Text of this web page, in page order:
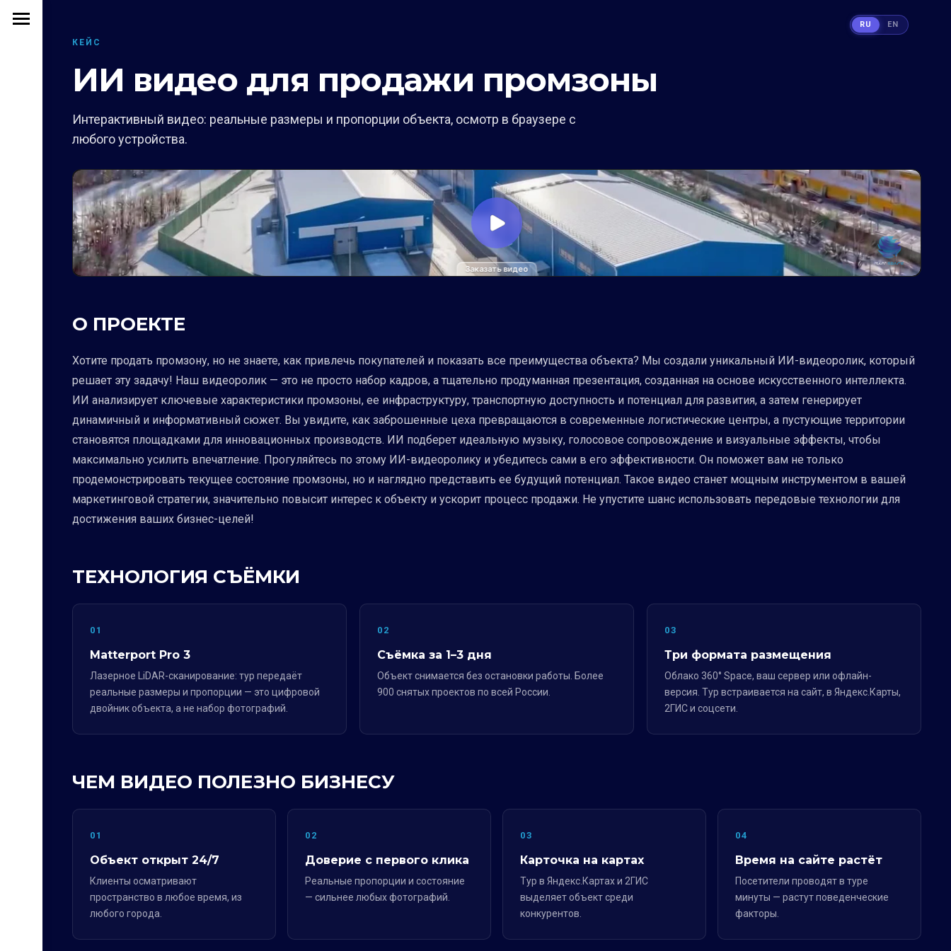
КЕЙС
ИИ видео для продажи промзоны
Интерактивный видео: реальные размеры и пропорции объекта, осмотр в браузере с
любого устройства.
Заказать видео
О ПРОЕКТЕ
Хотите продать промзону, но не знаете, как привлечь покупателей и показать все преимущества объекта? Мы создали уникальный ИИ-видеоролик, который
решает эту задачу! Наш видеоролик — это не просто набор кадров, а тщательно продуманная презентация, созданная на основе искусственного интеллекта.
ИИ анализирует ключевые характеристики промзоны, ее инфраструктуру, транспортную доступность и потенциал для развития, а затем генерирует
динамичный и информативный сюжет. Вы увидите, как заброшенные цеха превращаются в современные логистические центры, а пустующие территории
становятся площадками для инновационных производств. ИИ подберет идеальную музыку, голосовое сопровождение и визуальные эффекты, чтобы
максимально усилить впечатление. Прогуляйтесь по этому ИИ-видеоролику и убедитесь сами в его эффективности. Он поможет вам не только
продемонстрировать текущее состояние промзоны, но и наглядно представить ее будущий потенциал. Такое видео станет мощным инструментом в вашей
маркетинговой стратегии, значительно повысит интерес к объекту и ускорит процесс продажи. Не упустите шанс использовать передовые технологии для
достижения ваших бизнес-целей!
ТЕХНОЛОГИЯ СЪЁМКИ
01
Matterport Pro 3
Лазерное LiDAR-сканирование: тур передаёт
реальные размеры и пропорции — это цифровой
двойник объекта, а не набор фотографий.
02
Съёмка за 1–3 дня
Объект снимается без остановки работы. Более
900 снятых проектов по всей России.
03
Три формата размещения
Облако 360° Space, ваш сервер или офлайн-
версия. Тур встраивается на сайт, в Яндекс.Карты,
2ГИС и соцсети.
ЧЕМ ВИДЕО ПОЛЕЗНО БИЗНЕСУ
01
Объект открыт 24/7
Клиенты осматривают
пространство в любое время, из
любого города.
02
Доверие с первого клика
Реальные пропорции и состояние
— сильнее любых фотографий.
03
Карточка на картах
Тур в Яндекс.Картах и 2ГИС
выделяет объект среди
конкурентов.
04
Время на сайте растёт
Посетители проводят в туре
минуты — растут поведенческие
факторы.
RU EN